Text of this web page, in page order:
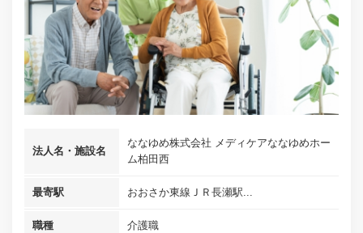
法人名・施設名
ななゆめ株式会社 メディケアななゆめホー
ム柏田西
最寄駅 おおさか東線ＪＲ長瀬駅...
職種 介護職